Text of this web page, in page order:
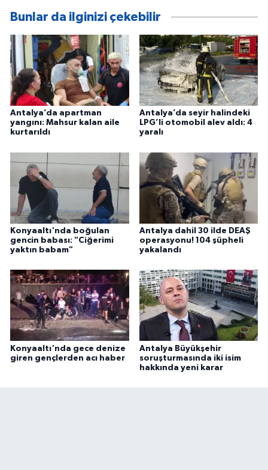
Bunlar da ilginizi çekebilir
Antalya’da apartman
yangını: Mahsur kalan aile
kurtarıldı
Antalya’da seyir halindeki
LPG’li otomobil alev aldı: 4
yaralı
Konyaaltı'nda boğulan
gencin babası: "Ciğerimi
yaktın babam"
Antalya dahil 30 ilde DEAŞ
operasyonu! 104 şüpheli
yakalandı
Konyaaltı'nda gece denize
giren gençlerden acı haber
Antalya Büyükşehir
soruşturmasında iki isim
hakkında yeni karar